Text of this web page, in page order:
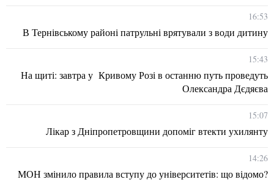
16:53
В Тернівському районі патрульні врятували з води дитину
15:43
На щиті: завтра у Кривому Розі в останню путь проведуть
Олександра Дєдяєва
15:07
Лікар з Дніпропетровщини допоміг втекти ухилянту
14:26
МОН змінило правила вступу до університетів: що відомо?